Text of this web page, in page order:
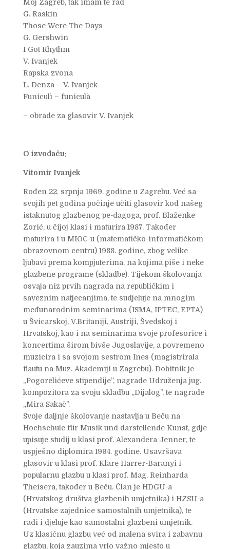
Moj Zagreb, tak imam te rad
G. Raskin
Those Were The Days
G. Gershwin
I Got Rhythm
V. Ivanjek
Rapska zvona
L. Denza – V. Ivanjek
Funiculì – funiculà
– obrade za glasovir V. Ivanjek
O izvođaču:
Vitomir Ivanjek
Rođen 22. srpnja 1969. godine u Zagrebu. Već sa
svojih pet godina počinje učiti glasovir kod našeg
istaknutog glazbenog pe-dagoga, prof. Blaženke
Zorić, u čijoj klasi i maturira 1987. Također
maturira i u MIOC-u (matematičko-informatičkom
obrazovnom centru) 1988. godine, zbog velike
ljubavi prema kompjuterima, na kojima piše i neke
glazbene programe (skladbe). Tijekom školovanja
osvaja niz prvih nagrada na republičkim i
saveznim natjecanjima, te sudjeluje na mnogim
međunarodnim seminarima (ISMA, IPTEC, EPTA)
u Švicarskoj, V.Britaniji, Austriji, Švedskoj i
Hrvatskoj, kao i na seminarima svoje profesorice i
koncertima širom bivše Jugoslavije, a povremeno
muzicira i sa svojom sestrom Ines (magistrirala
flautu na Muz. Akademiji u Zagrebu). Dobitnik je
„Pogorelićeve stipendije”, nagrade Udruženja jug.
kompozitora za svoju skladbu „Dijalog”, te nagrade
„Mira Sakač”.
Svoje daljnje školovanje nastavlja u Beču na
Hochschule für Musik und darstellende Kunst, gdje
upisuje studij u klasi prof. Alexandera Jenner, te
uspješno diplomira 1994. godine. Usavršava
glasovir u klasi prof. Klare Harrer-Baranyi i
popularnu glazbu u klasi prof. Mag. Reinharda
Theisera, također u Beču. Član je HDGU-a
(Hrvatskog društva glazbenih umjetnika) i HZSU-a
(Hrvatske zajednice samostalnih umjetnika), te
radi i djeluje kao samostalni glazbeni umjetnik.
Uz klasičnu glazbu već od malena svira i zabavnu
glazbu, koja zauzima vrlo važno mjesto u